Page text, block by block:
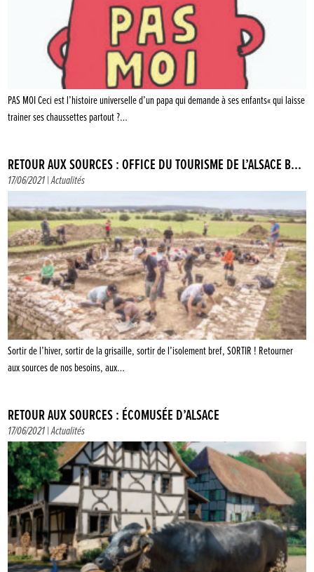
PAS MOI Ceci est l’histoire universelle d’un papa qui demande à ses enfants« qui laisse
trainer ses chaussettes partout ?…
RETOUR AUX SOURCES : OFFICE DU TOURISME DE L’ALSACE B...
17/06/2021 |Actualités
Sortir de l’hiver, sortir de la grisaille, sortir de l’isolement bref, SORTIR ! Retourner
aux sources de nos besoins, aux…
RETOUR AUX SOURCES : ÉCOMUSÉE D’ALSACE
17/06/2021 |Actualités